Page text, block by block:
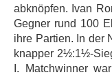
abknöpfen. Ivan
Gegner rund 100
ihre Partien. In der
knapper 2½:1½-
I. Matchwinner